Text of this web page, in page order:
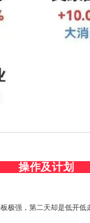
操作及计划
极强，第二天却是低开